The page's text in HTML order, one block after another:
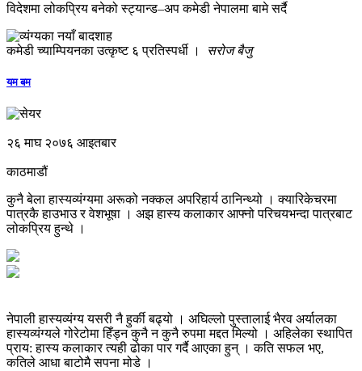
विदेशमा लोकप्रिय बनेको स्ट्यान्ड–अप कमेडी नेपालमा बामे सर्दै
कमेडी च्याम्‍पियनका उत्‍कृष्ट ६ प्रतिस्पर्धी । सरोज बैजु
यम बम
२६ माघ २०७६ आइतबार
काठमाडौं
कुनै बेला हास्यव्यंग्यमा अरूको नक्कल अपरिहार्य ठानिन्थ्यो । क्यारिकेचरमा
पात्रकै हाउभाउ र वेशभूषा । अझ हास्य कलाकार आफ्नो परिचयभन्दा पात्रबाट
लोकप्रिय हुन्थे ।
नेपाली हास्यव्यंग्य यसरी नै हुर्की बढ्यो । अघिल्लो पुस्तालाई भैरव अर्यालका
हास्यव्यंग्यले गोरेटोमा हिँड्न कुनै न कुनै रुपमा मद्दत मिल्यो । अहिलेका स्थापित
प्राय: हास्य कलाकार त्यही ढोका पार गर्दै आएका हुन् । कति सफल भए,
कतिले आधा बाटोमै सपना मोडे ।